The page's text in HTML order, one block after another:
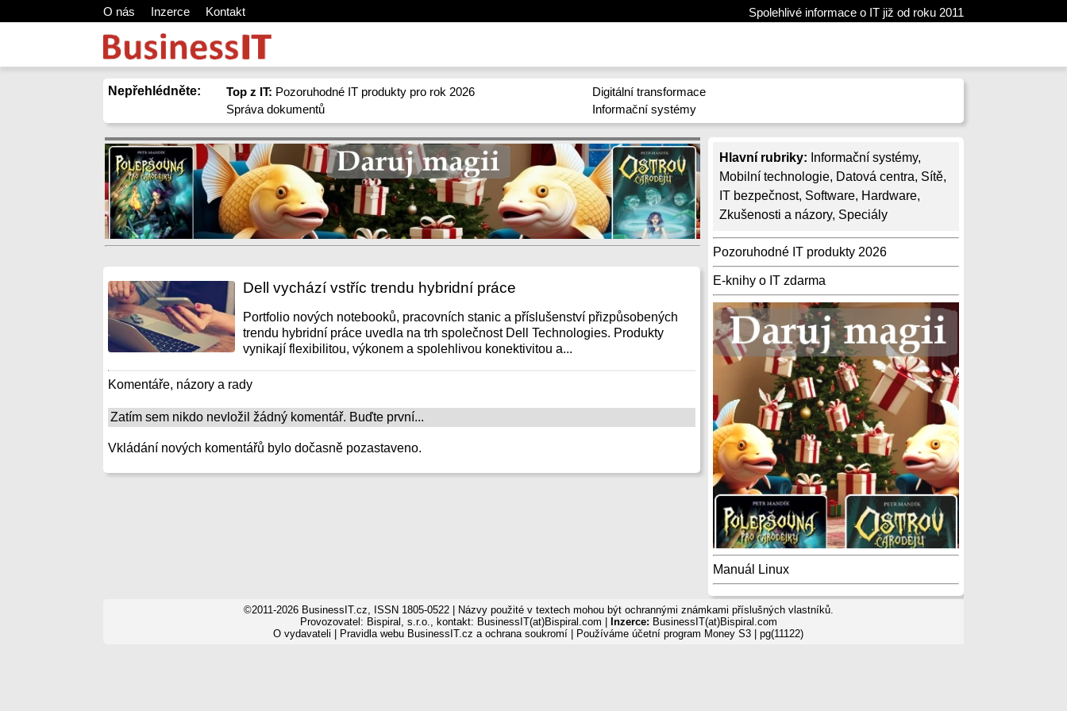
O nás Inzerce Kontakt Spolehlivé informace o IT již od roku 2011
Nepřehlédněte: Top z IT: Pozoruhodné IT produkty pro rok 2026
Správa dokumentů
Digitální transformace
Informační systémy
Hlavní rubriky: Informační systémy,
Mobilní technologie, Datová centra, Sítě,
IT bezpečnost, Software, Hardware,
Zkušenosti a názory, Speciály
Pozoruhodné IT produkty 2026
E-knihy o IT zdarma
Manuál Linux
Dell vychází vstříc trendu hybridní práce
Portfolio nových notebooků, pracovních stanic a příslušenství přizpůsobených
trendu hybridní práce uvedla na trh společnost Dell Technologies. Produkty
vynikají flexibilitou, výkonem a spolehlivou konektivitou a...
Komentáře, názory a rady
Zatím sem nikdo nevložil žádný komentář. Buďte první...
Vkládání nových komentářů bylo dočasně pozastaveno.
©2011-2026 BusinessIT.cz, ISSN 1805-0522 | Názvy použité v textech mohou být ochrannými známkami příslušných vlastníků.
Provozovatel: Bispiral, s.r.o., kontakt: BusinessIT(at)Bispiral.com |
Inzerce: BusinessIT(at)Bispiral.com
O vydavateli
Pravidla webu BusinessIT.cz a ochrana soukromí | Používáme účetní program Money S3 | pg(11122)